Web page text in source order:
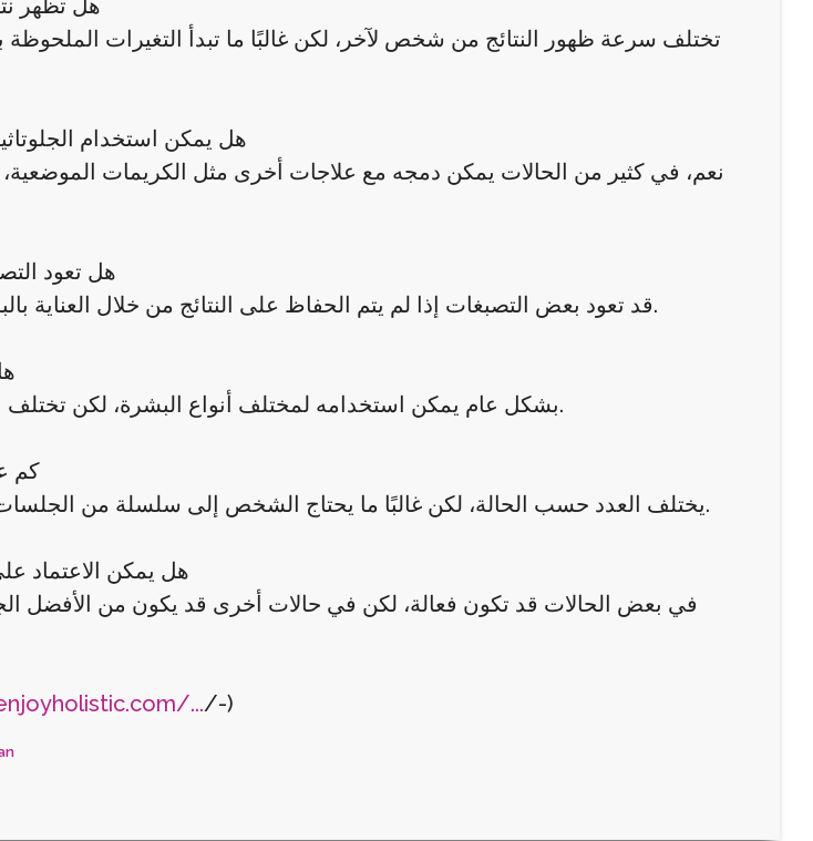
هل تظهر
تختلف سرعة ظهور النتائج من شخص لآخر، لكن غالبًا ما تبدأ التغيرات
هل يمكن استخدام
نعم، في كثير من الحالات يمكن دمجه مع علاجات أخرى مثل الكريمات
هل تعود
قد تعود بعض التصبغات إذا لم يتم الحفاظ على النتائج من خلال العناية بالبشرة وتجنب العوامل المسببة.
بشكل عام يمكن استخدامه لمختلف أنواع البشرة، لكن تختلف النتائج حسب طبيعة كل بشرة.
كم
يختلف العدد حسب الحالة، لكن غالبًا ما يحتاج الشخص إلى سلسلة من الجلسات للحصول على نتائج ملحوظة.
هل يمكن الاعتماد
في بعض الحالات قد تكون فعالة، لكن في حالات أخرى قد يكون من الأفضل
.../-)